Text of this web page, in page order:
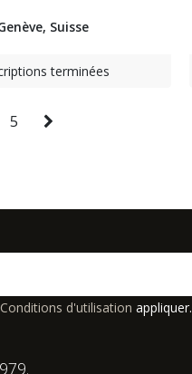
, Suisse
terminées
5
Conditions d'utilisation appliquer.